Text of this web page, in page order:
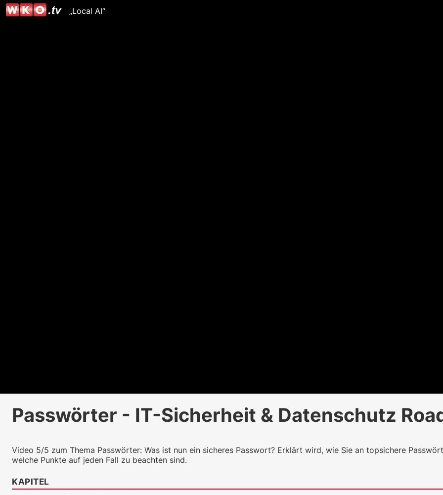
„Local AI“
Passwörter - IT-Sicherheit & Datenschutz
Video 5/5 zum Thema Passwörter: Was ist nun ein sicheres Passwort? Erklärt wird, wie Sie an topsichere
welche Punkte auf jeden Fall zu beachten sind.
KAPITEL